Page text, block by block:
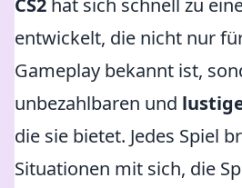
CS2 hat sich schnell zu
entwickelt, die nicht nur
Gameplay bekannt ist,
unbezahlbaren und
die sie bietet. Jedes Spiel
Situationen mit sich, die